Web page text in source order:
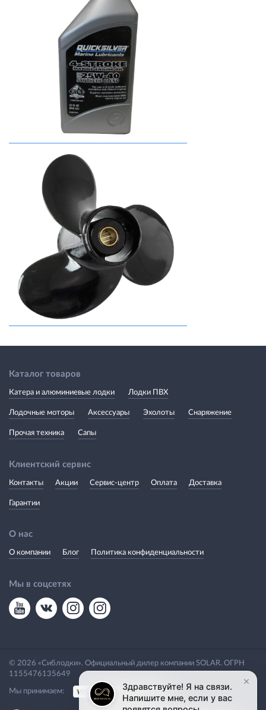
Каталог товаров
Катера и алюминиевые лодки Лодки ПВХ
Лодочные моторы Аксессуары Эхолоты Снаряжение
Прочая техника Сапы
Клиентский сервис
Контакты Акции Сервис-центр Оплата Доставка
Гарантии
О нас
О компании Блог Политика конфиденциальности
Мы в соцсетях
© 2026 «Сиблодки». Официальный дилер компании SOLAR. ОГРН
1155476135649
Мы принимаем: